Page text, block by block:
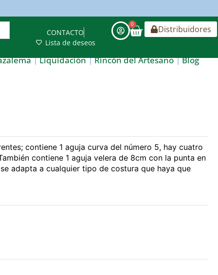
CONTACTO
Lista de deseos
0 Distribuidores
Liquidación Rincón del Artesano Blog
contiene 1 aguja curva del número 5, hay cuatro
contiene 1 aguja velera de 8cm con la punta en
adapta a cualquier tipo de costura que haya que